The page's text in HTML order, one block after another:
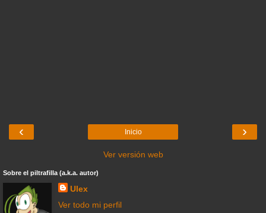
‹ ›
Inicio
Ver versión web
Sobre el piltrafilla (a.k.a. autor)
Ulex
Ver todo mi perfil